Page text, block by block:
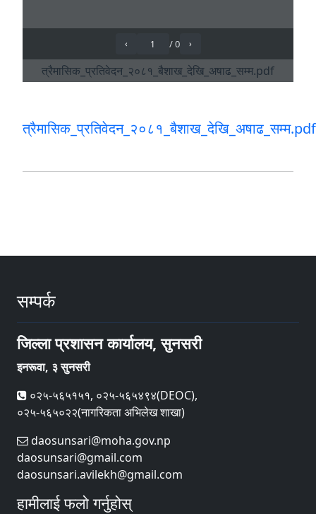
त्रैमासिक_प्रतिवेदन_२०८१_बैशाख_देखि_अषाढ_सम्म.pdf
सम्पर्क
जिल्ला प्रशासन कार्यालय, सुनसरी
इनरूवा, ३ सुनसरी
०२५-५६५१५१, ०२५-५६५४९४(DEOC),
०२५-५६५०२२(नागरिकता अभिलेख शाखा)
daosunsari@moha.gov.np
daosunsari@gmail.com
daosunsari.avilekh@gmail.com
हामीलाई फलो गर्नुहोस्